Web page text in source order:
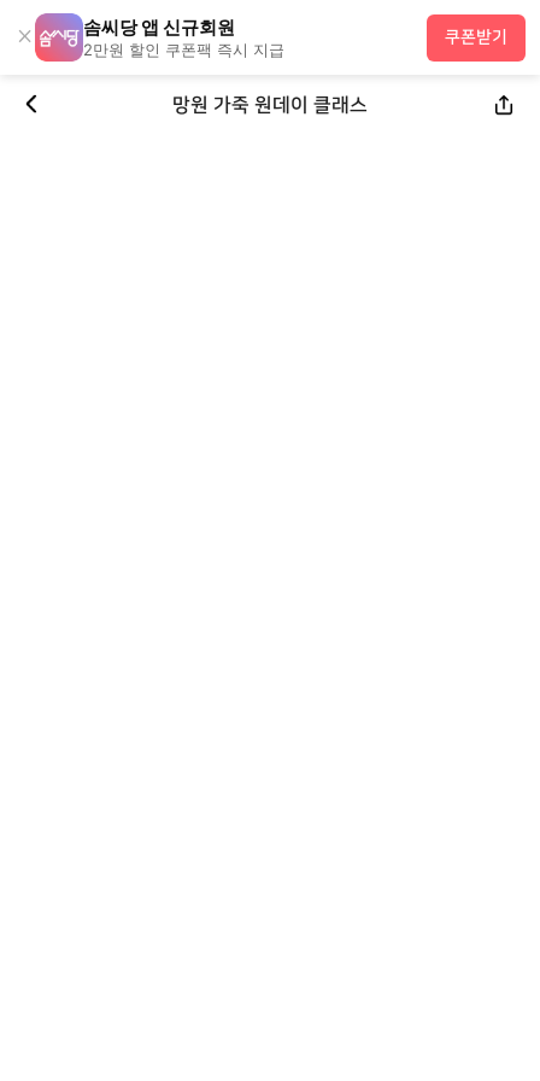
× 솜씨당 앱 신규회원
2만원 할인 쿠폰팩 즉시 지급
쿠폰받기
망원 가죽 원데이 클래스